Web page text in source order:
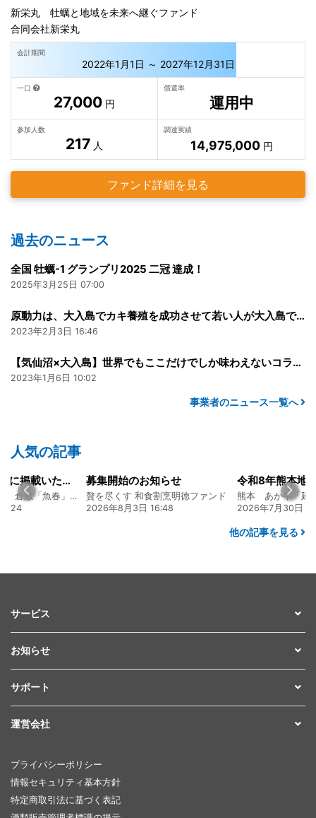
新栄丸 牡蠣と地域を未来へ継ぐファンド
合同会社新栄丸
会計期間
2022年1月1日 ～ 2027年12月31日
一口
27,000 円
償還率
運用中
参加人数
217 人
調達実績
14,975,000円
ファンド詳細を見る
過去のニュース
全国 牡蠣-1 グランプリ2025 二冠 達成！
2025年3月25日 07:00
原動力は、大入島でカキ養殖を成功させて若い人が大入島で仕事ビジネスモデルを作ること。
2023年2月3日 16:46
【気仙沼×大入島】世界でもここだけでしか味わえないコラボテイスト。
2023年1月6日 10:02
事業者のニュース一覧へ
人気の記事
始のお知らせ
す 和食割烹明徳ファンド
8月3日 16:48
令和8年熊本地震に関するご報告
熊本 あか牛「延寿牛」ファンド2026
2026年7月30日 15:25
2026年8
他の記事を見る
サービス
お知らせ
サポート
運営会社
プライバシーポリシー
情報セキュリティ基本方針
特定商取引法に基づく表記